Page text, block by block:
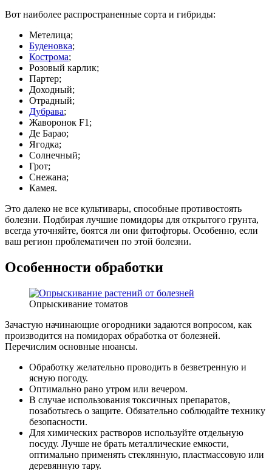
Вот наиболее распространенные сорта и гибриды:
Метелица;
Буденовка;
Кострома;
Розовый карлик;
Партер;
Доходный;
Отрадный;
Дубрава;
Жаворонок F1;
Де Барао;
Ягодка;
Солнечный;
Грот;
Снежана;
Камея.
Это далеко не все культивары, способные противостоять
болезни. Подбирая лучшие помидоры для открытого грунта,
всегда уточняйте, боятся ли они фитофторы. Особенно, если
ваш регион проблематичен по этой болезни.
Особенности обработки
Опрыскивание томатов
Зачастую начинающие огородники задаются вопросом, как
производится на помидорах обработка от болезней.
Перечислим основные нюансы.
Обработку желательно проводить в безветренную и
ясную погоду.
Оптимально рано утром или вечером.
В случае использования токсичных препаратов,
позаботьтесь о защите. Обязательно соблюдайте технику
безопасности.
Для химических растворов используйте отдельную
посуду. Лучше не брать металлические емкости,
оптимально применять стеклянную, пластмассовую или
деревянную тару.